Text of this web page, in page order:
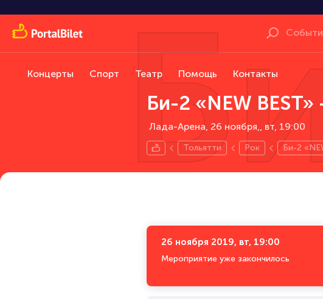
Концерты Спорт Театр Помощь Контакты
Би-2 «NEW BEST»
Лада-Арена, 26 ноября, вт, 19:00
Тольятти Рок Би-2
26 ноября 2019, вт, 19:00
Мероприятие уже закончилось